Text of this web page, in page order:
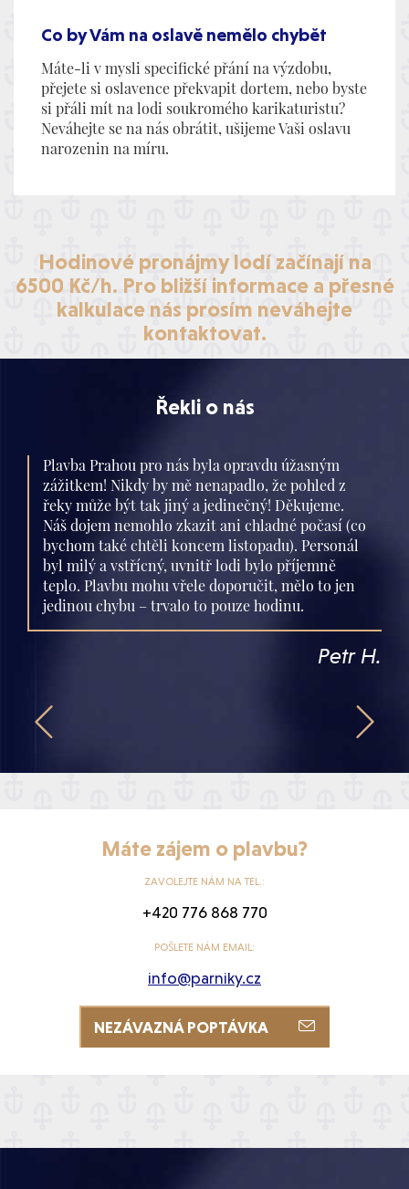
Co by Vám na oslavě nemělo chybět
Máte-li v mysli specifické přání na výzdobu,
přejete si oslavence překvapit dortem, nebo byste
si přáli mít na lodi soukromého karikaturistu?
Neváhejte se na nás obrátit, ušijeme Vaši oslavu
narozenin na míru.
Hodinové pronájmy lodí začínají na
6500 Kč/h. Pro bližší informace a přesné
kalkulace nás prosím neváhejte
kontaktovat.
Řekli o nás
Plavba Prahou pro nás byla opravdu úžasným
zážitkem! Nikdy by mě nenapadlo, že pohled z
řeky může být tak jiný a jedinečný! Děkujeme.
Náš dojem nemohlo zkazit ani chladné počasí (co
bychom také chtěli koncem listopadu). Personál
byl milý a vstřícný, uvnitř lodi bylo příjemně
teplo. Plavbu mohu vřele doporučit, mělo to jen
jedinou chybu – trvalo to pouze hodinu.
Petr H.
 
Máte zájem o plavbu?
ZAVOLEJTE NÁM NA TEL.:
+420 776 868 770
POŠLETE NÁM EMAIL:
info@parniky.cz
NEZÁVAZNÁ POPTÁVKA 